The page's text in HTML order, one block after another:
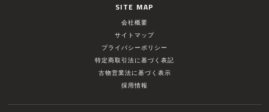
SITE MAP
会社概要
サイトマップ
プライバシーポリシー
特定商取引法に基づく表記
古物営業法に基づく表示
採用情報